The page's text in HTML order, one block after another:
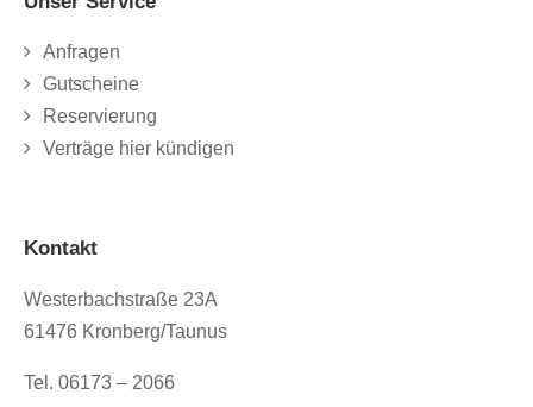
Anfragen
Gutscheine
Reservierung
Verträge hier kündigen
Kontakt
Westerbachstraße 23A
61476 Kronberg/Taunus
Tel. 06173 – 2066